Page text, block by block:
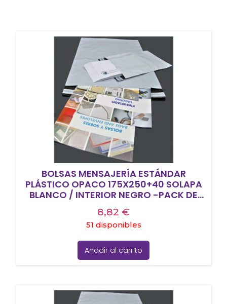
BOLSAS MENSAJERÍA ESTÁNDAR
PLÁSTICO OPACO 175X250+40 SOLAPA
BLANCO / INTERIOR NEGRO -PACK DE
8,82 €
51 disponibles
Añadir al carrito